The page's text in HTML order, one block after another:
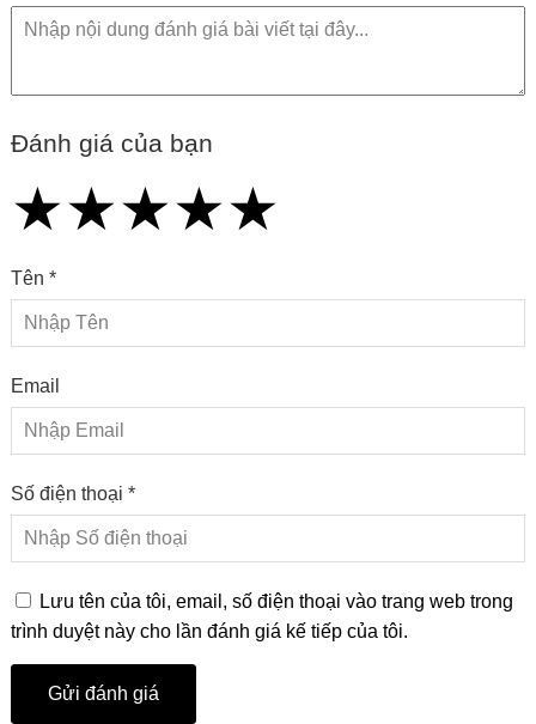
Đánh giá của bạn
★
★★
★★★
★★★★
★★★★★
Tên *
Email
Số điện thoại *
Lưu tên của tôi, email, số điện thoại vào trang web trong
trình duyệt này cho lần đánh giá kế tiếp của tôi.